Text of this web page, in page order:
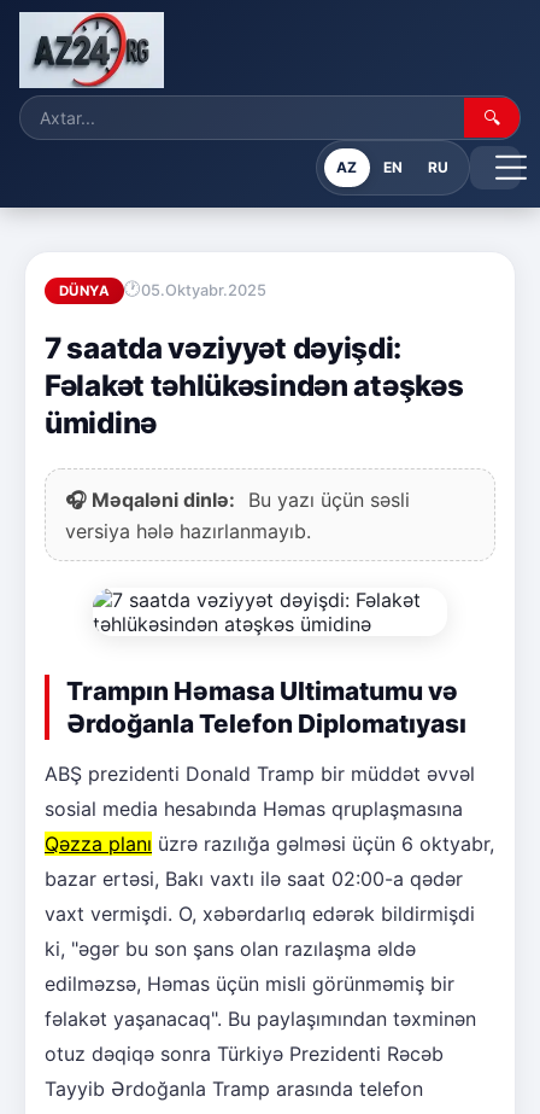
🔍
AZ EN RU
DÜNYA 05.Oktyabr.2025
7 saatda vəziyyət dəyişdi:
Fəlakət təhlükəsindən atəşkəs
ümidinə
🎧 Məqaləni dinlə:
Bu yazı üçün səsli
versiya hələ hazırlanmayıb.
Trampın Həmasa Ultimatumu və
Ərdoğanla Telefon Diplomatıyası
ABŞ prezidenti Donald Tramp bir müddət əvvəl
sosial media hesabında Həmas qruplaşmasına
Qəzza planı üzrə razılığa gəlməsi üçün 6 oktyabr,
bazar ertəsi, Bakı vaxtı ilə saat 02:00-a qədər
vaxt vermişdi. O, xəbərdarlıq edərək bildirmişdi
ki, "əgər bu son şans olan razılaşma əldə
edilməzsə, Həmas üçün misli görünməmiş bir
fəlakət yaşanacaq". Bu paylaşımından təxminən
otuz dəqiqə sonra Türkiyə Prezidenti Rəcəb
Tayyib Ərdoğanla Tramp arasında telefon